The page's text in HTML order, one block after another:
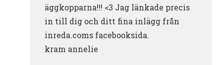
äggkopparna!!! <3 Jag länkade precis
in till dig och ditt fina inlägg från
inreda.coms facebooksida.
kram annelie